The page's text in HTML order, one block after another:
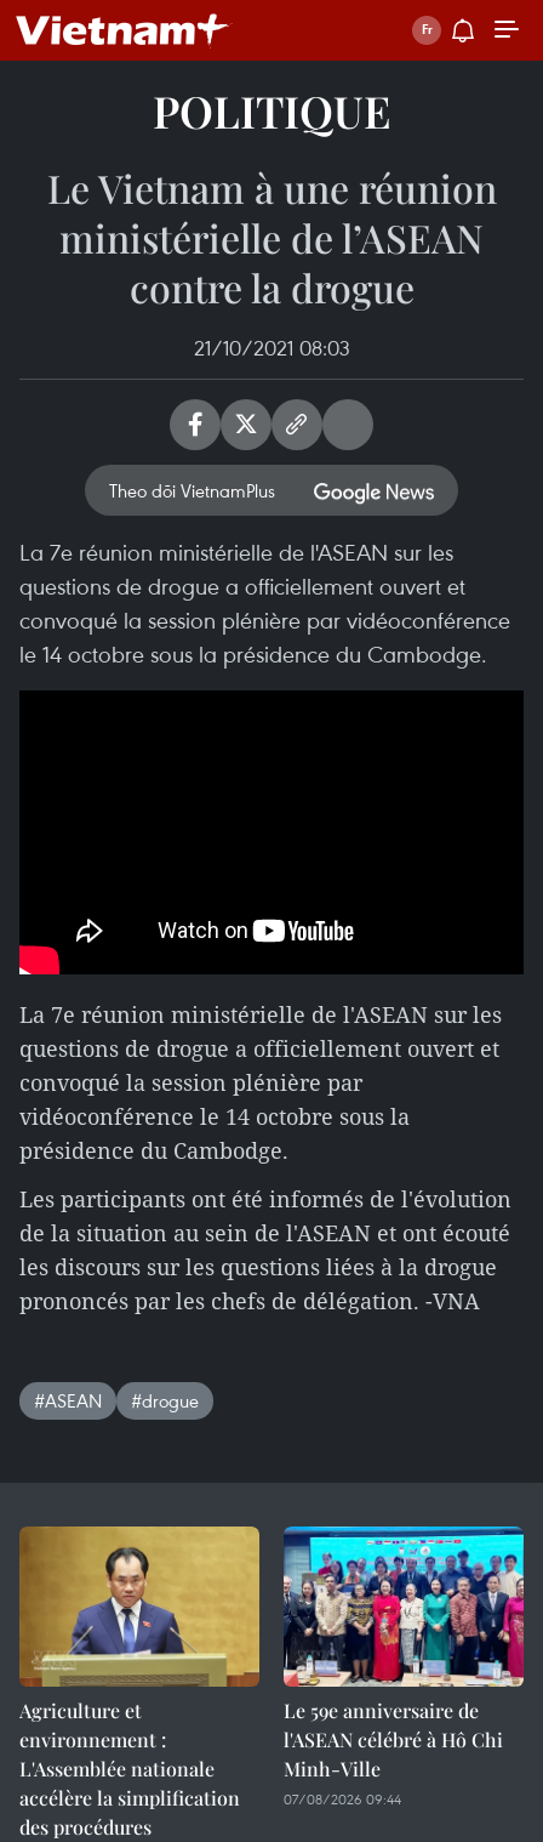
POLITIQUE
Le Vietnam à une réunion
ministérielle de l’ASEAN
contre la drogue
21/10/2021 08:03
Theo dõi VietnamPlus
La 7e réunion ministérielle de l'ASEAN sur les
questions de drogue a officiellement ouvert et
convoqué la session plénière par vidéoconférence
le 14 octobre sous la présidence du Cambodge.
La 7e réunion ministérielle de l'ASEAN sur les
questions de drogue a officiellement ouvert et
convoqué la session plénière par
vidéoconférence le 14 octobre sous la
présidence du Cambodge.
Les participants ont été informés de l'évolution
de la situation au sein de l'ASEAN et ont écouté
les discours sur les questions liées à la drogue
prononcés par les chefs de délégation. -VNA
#ASEAN #drogue
Agriculture et
environnement :
L'Assemblée nationale
accélère la simplification
des procédures
Le 59e anniversaire de
l'ASEAN célébré à Hô Chi
Minh-Ville
07/08/2026 09:44